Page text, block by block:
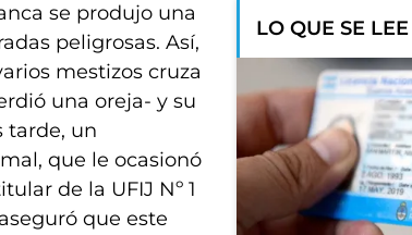
se produjo una
peligrosas. Así,
mestizos cruza
una oreja- y su
tarde, un
que le ocasionó
de la UFIJ Nº 1
que este
LO QUE SE